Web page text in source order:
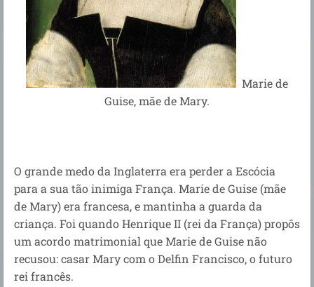
Marie de
Guise, mãe de Mary.
O grande medo da Inglaterra era perder a Escócia
para a sua tão inimiga França. Marie de Guise (mãe
de Mary) era francesa, e mantinha a guarda da
criança. Foi quando Henrique II (rei da França) propôs
um acordo matrimonial que Marie de Guise não
recusou: casar Mary com o Delfin Francisco, o futuro
rei francês.